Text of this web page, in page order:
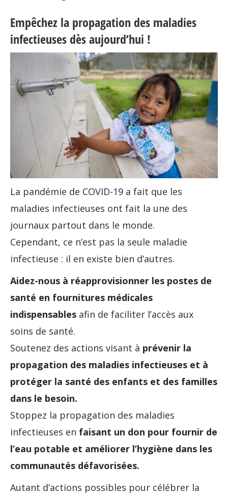
Empêchez la propagation des maladies
infectieuses dès aujourd’hui !
La pandémie de COVID-19 a fait que les
maladies infectieuses ont fait la une des
journaux partout dans le monde.
Cependant, ce n’est pas la seule maladie
infectieuse : il en existe bien d’autres.
Aidez-nous à réapprovisionner les postes de
santé en fournitures médicales
indispensables afin de faciliter l’accès aux
soins de santé.
Soutenez des actions visant à prévenir la
propagation des maladies infectieuses et à
protéger la santé des enfants et des familles
dans le besoin.
Stoppez la propagation des maladies
infectieuses en faisant un don pour fournir de
l’eau potable et améliorer l’hygiène dans les
communautés défavorisées.
Autant d’actions possibles pour célébrer la